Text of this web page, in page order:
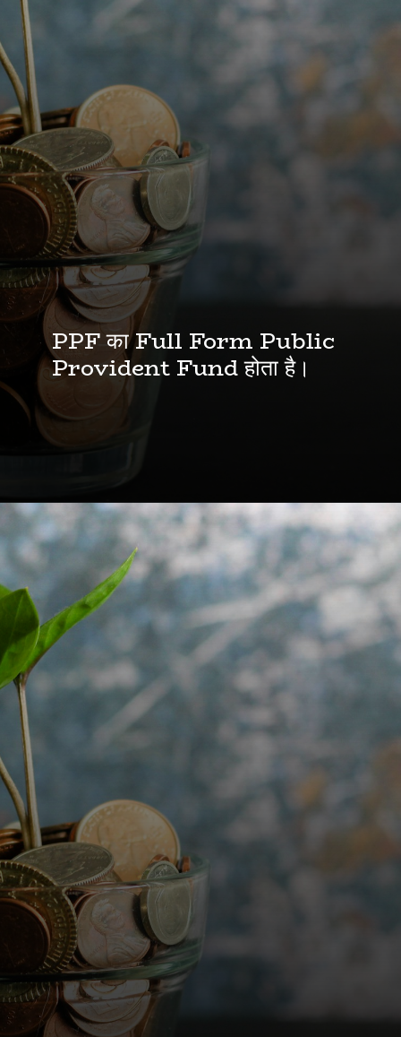
PPF का Full Form Public
Provident Fund होता है।